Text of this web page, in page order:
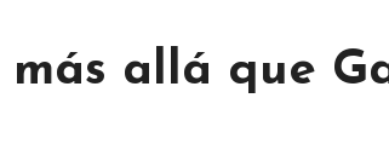
allá que